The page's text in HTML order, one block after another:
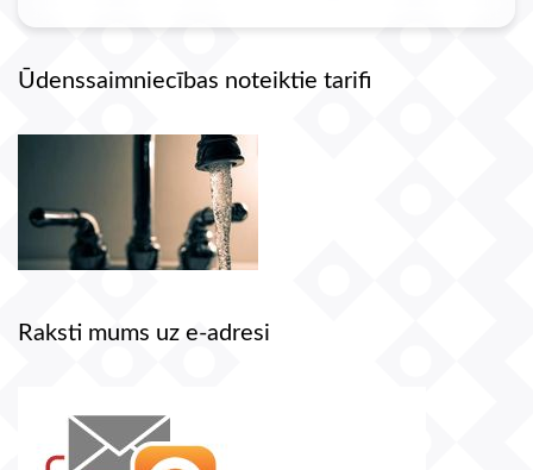
Ūdenssaimniecības noteiktie tarifi
Raksti mums uz e-adresi